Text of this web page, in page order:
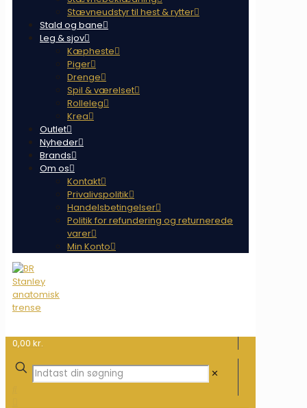
Stævneudstyr til hest & rytter
Stald og bane
Leg & sjov
Kæpheste
Piger
Drenge
Spil & værelset
Rolleleg
Krea
Outlet
Nyheder
Brands
Om os
Kontakt
Privalivspolitik
Handelsbetingelser
Politik for refundering og returnerede
varer
Min Konto
0,00 kr.
✕